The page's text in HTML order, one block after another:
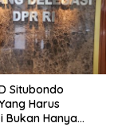
Situbondo
Harus
Bukan Hanya